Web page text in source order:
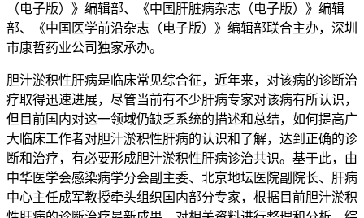
（电子版）》编辑部、《中国肝脏病杂志（电子版）》编辑
部、《中国医学前沿杂志（电子版）》编辑部联合主办，深圳
市康哲药业公司独家承办。
胆汁淤积性肝病是临床常见综合征，近年来，对该病的诊断治
疗取得迅速进展，尽管当前有不少肝病专家对该病有所认识，
但目前国内对这一领域仍缺乏系统的描述和总结，如何提高广
大临床工作者对胆汁淤积性肝病的认识和了解，达到正确的诊
断和治疗，有必要形成胆汁淤积性肝病诊治共识。基于此，由
中华医学会感染病学分会副主委、北京地坛医院副院长、肝病
中心主任成军教授牵头组织国内部分专家，根据目前胆汁淤积